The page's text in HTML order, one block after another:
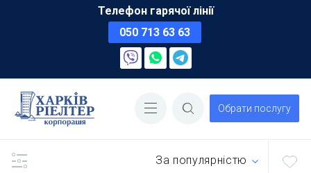
Телефон гарячої лінії
050 713 63 63
Обрати послугу
За популярністю